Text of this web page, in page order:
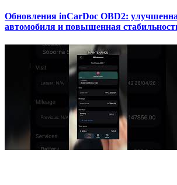
Обновления inCarDoc OBD2:
автомобиля и повышенная